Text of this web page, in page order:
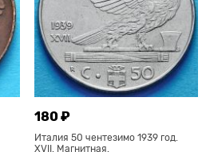
180 ₽
Италия 50 чентезимо 1939 год.
XVII. Магнитная.